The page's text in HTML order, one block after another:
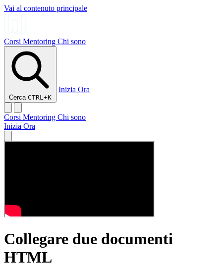
Vai al contenuto principale
Corsi Mentoring Chi sono
Cerca CTRL+K
Inizia Ora
Corsi Mentoring Chi sono
Inizia Ora
Collegare due documenti
HTML